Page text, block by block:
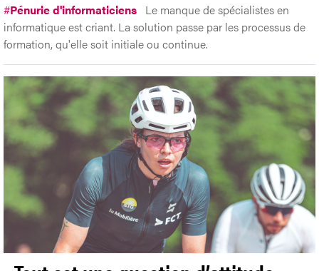
#Pénurie d'informaticiens Le manque de spécialistes en
informatique est criant. La solution passe par les processus de
formation, qu'elle soit initiale ou continue.